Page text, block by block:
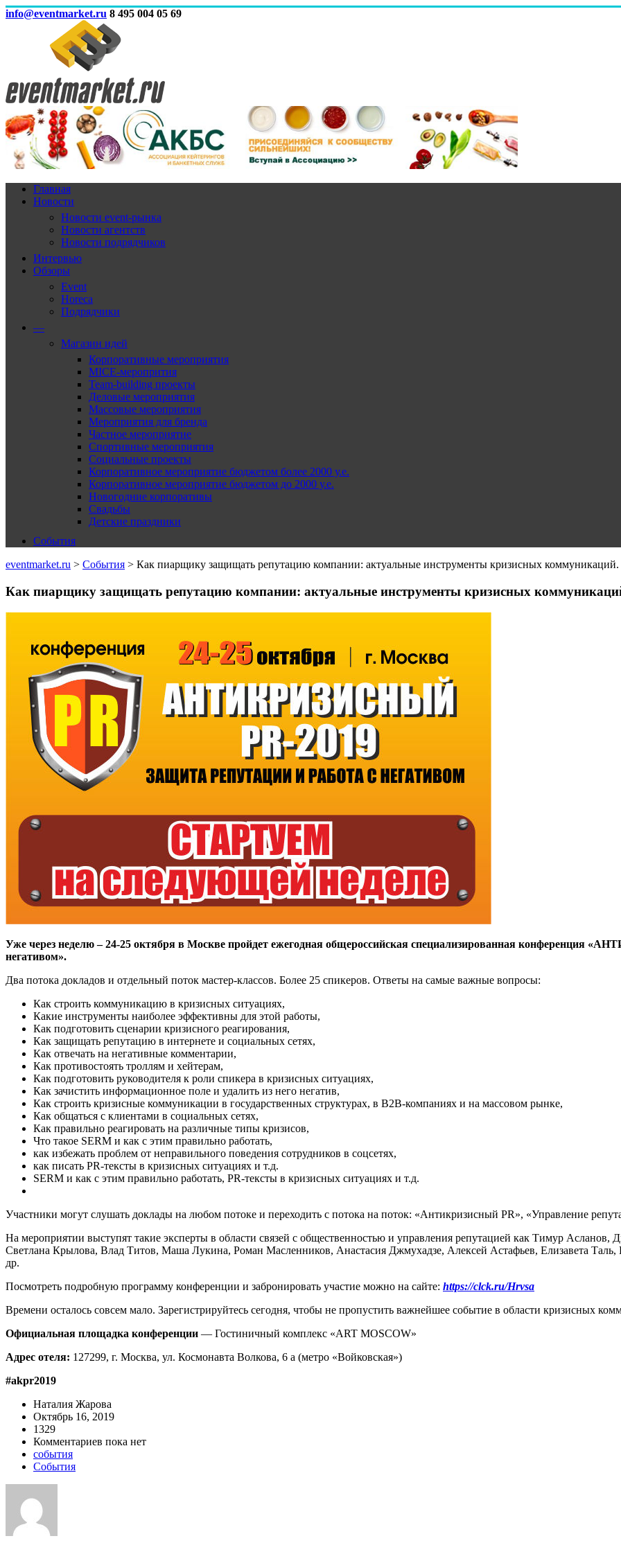
info@eventmarket.ru 8 495 004 05 69
Главная
Новости
Новости event-рынка
Новости агентств
Новости подрядчиков
Интервью
Обзоры
Event
Horeca
Подрядчики
—
Магазин идей
Корпоративные мероприятия
MICE-меропрития
Team-building проекты
Деловые мероприятия
Массовые мероприятия
Мероприятия для бренда
Частное мероприятие
Спортивные мероприятия
Социальные проекты
Корпоративное мероприятие бюджетом более 2000 у.е.
Корпоративное мероприятие бюджетом до 2000 у.е.
Новогодние корпоративы
Свадьбы
Детские праздники
События
eventmarket.ru > События > Как пиарщику защищать репутацию компании: актуальные инструменты кризисных коммуникаций.
Как пиарщику защищать репутацию компании: актуальные инструменты кризисных
Уже через неделю – 24-25 октября в Москве пройдет ежегодная общероссийская специализированная конференция
негативом».
Два потока докладов и отдельный поток мастер-классов. Более 25 спикеров. Ответы на самые важные вопросы:
Как строить коммуникацию в кризисных ситуациях,
Какие инструменты наиболее эффективны для этой работы,
Как подготовить сценарии кризисного реагирования,
Как защищать репутацию в интернете и социальных сетях,
Как отвечать на негативные комментарии,
Как противостоять троллям и хейтерам,
Как подготовить руководителя к роли спикера в кризисных ситуациях,
Как зачистить информационное поле и удалить из него негатив,
Как строить кризисные коммуникации в государственных структурах, в В2В-компаниях и на массовом рынке,
Как общаться с клиентами в социальных сетях,
Как правильно реагировать на различные типы кризисов,
Что такое SERM и как с этим правильно работать,
как избежать проблем от неправильного поведения сотрудников в соцсетях,
как писать PR-тексты в кризисных ситуациях и т.д.
SERM и как с этим правильно работать, PR-тексты в кризисных ситуациях и т.д.
Участники могут слушать доклады на любом потоке и переходить с потока на поток: «Антикризисный PR», «Управление
На мероприятии выступят такие эксперты в области связей с общественностью и управления репутацией как Тимур
Светлана Крылова, Влад Титов, Маша Лукина, Роман Масленников, Анастасия Джмухадзе, Алексей Астафьев, Елизавета
др.
Посмотреть подробную программу конференции и забронировать участие можно на сайте: https://clck.ru/Hrvsa
Времени осталось совсем мало. Зарегистрируйтесь сегодня, чтобы не пропустить важнейшее событие в области кризисных
Официальная площадка конференции — Гостиничный комплекс «ART MOSCOW»
Адрес отеля: 127299, г. Москва, ул. Космонавта Волкова, 6 а (метро «Войковская»)
#akpr2019
Наталия Жарова
Октябрь 16, 2019
1329
Комментариев пока нет
события
События